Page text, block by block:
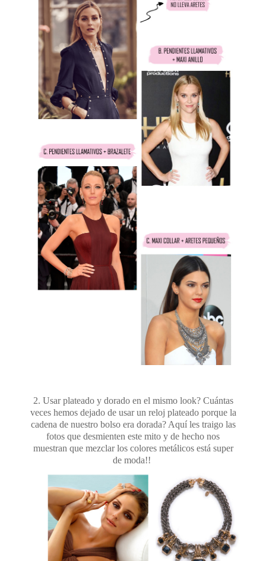
2. Usar plateado y dorado en el mismo look? Cuántas
veces hemos dejado de usar un reloj plateado porque la
cadena de nuestro bolso era dorada? Aquí les traigo las
fotos que desmienten este mito y de hecho nos
muestran que mezclar los colores metálicos está super
de moda!!